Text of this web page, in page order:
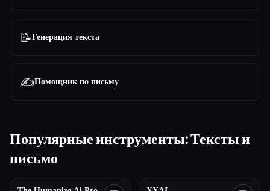
📝Генерация текста
✍️Помощник по письму
Популярные инструменты: Тексты и
письмо